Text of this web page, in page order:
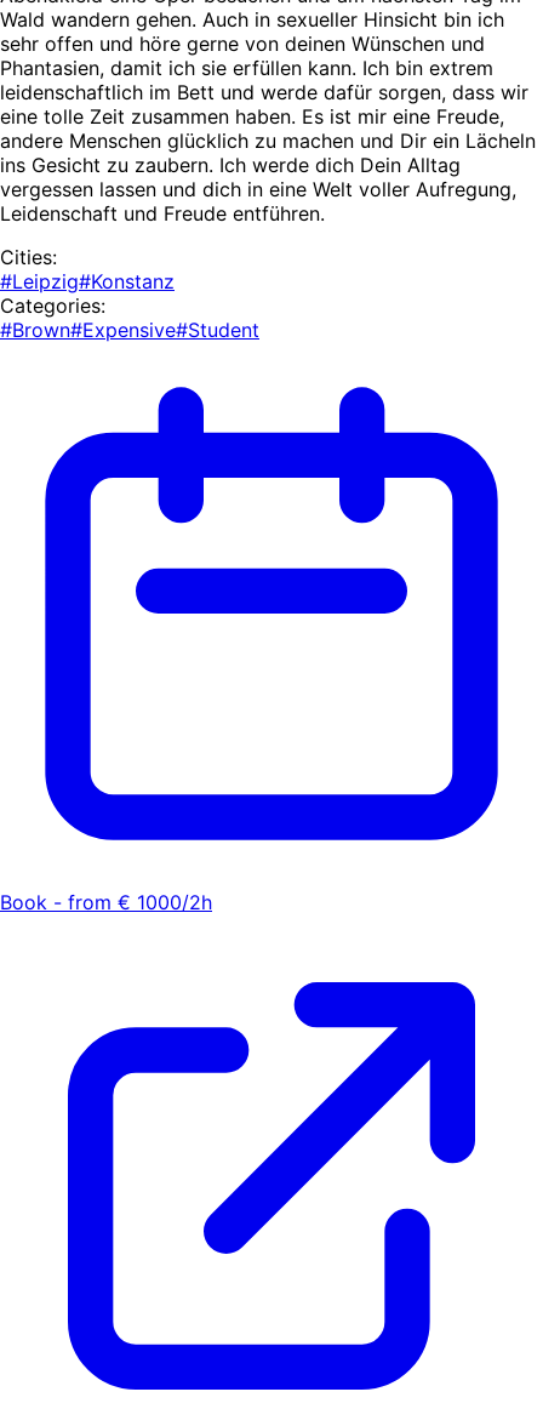
Wald wandern gehen. Auch in sexueller Hinsicht bin ich
sehr offen und höre gerne von deinen Wünschen und
Phantasien, damit ich sie erfüllen kann. Ich bin extrem
leidenschaftlich im Bett und werde dafür sorgen, dass wir
eine tolle Zeit zusammen haben. Es ist mir eine Freude,
andere Menschen glücklich zu machen und Dir ein Lächeln
ins Gesicht zu zaubern. Ich werde dich Dein Alltag
vergessen lassen und dich in eine Welt voller Aufregung,
Leidenschaft und Freude entführen.
Cities:
#Leipzig#Konstanz
Categories:
#Brown#Expensive#Student
Book - from € 1000/2h